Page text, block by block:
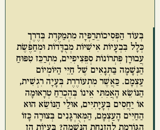
בְּעוֹד הַפְּסִיכוֹתֵרַפְּיָה מִתְמַקֶּדֶת בְּדֶרֶךְ
כְּלָל בִּבְעָיוֹת אִישִׁיּוֹת מְבֻדָּדוֹת וּמְחַפֶּשֶׂת
עֲבוּרָן פִּתְרוֹנוֹת סְפֵּצִיפִיִּים, מִתְרַכֵּז טִפּוּחַ
הַנְּשָׁמָה בַּתְּנָאִים שֶׁל חַיֵּי הַיּוֹמְיוֹם
עַצְמָם. כַּאֲשֶׁר מִתְעוֹרֶרֶת בְּעָיָה רִגְשִׁית,
הַנּוֹשֵׂא הָאֲמִתִּי אֵינוֹ בְּהֶכְרֵחַ טְרָאוּמָה
אוֹ יַחֲסִים בְּעָיָתִיִּים, אוּלַי הַנּוֹשֵׂא הוּא
הַחַיִּים הָעַצְמָם, הַמְּאֻרְגָּנִים בְּצוּרָה כָּזוֹ
הַגּוֹרֶמֶת לְהַזְנָחַת הַנְּשָׁמָה? בְּעָיוֹת הֵן